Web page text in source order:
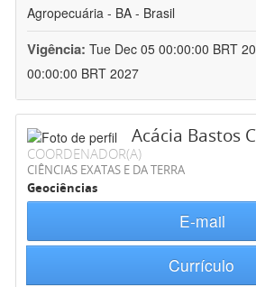
Agropecuária - BA - Brasil
Vigência: Tue Dec 05 00:00:00 BRT
00:00:00 BRT 2027
Acácia Bastos
COORDENADOR(A)
CIÊNCIAS EXATAS E DA TERRA
Geociências
E-mail
Currículo